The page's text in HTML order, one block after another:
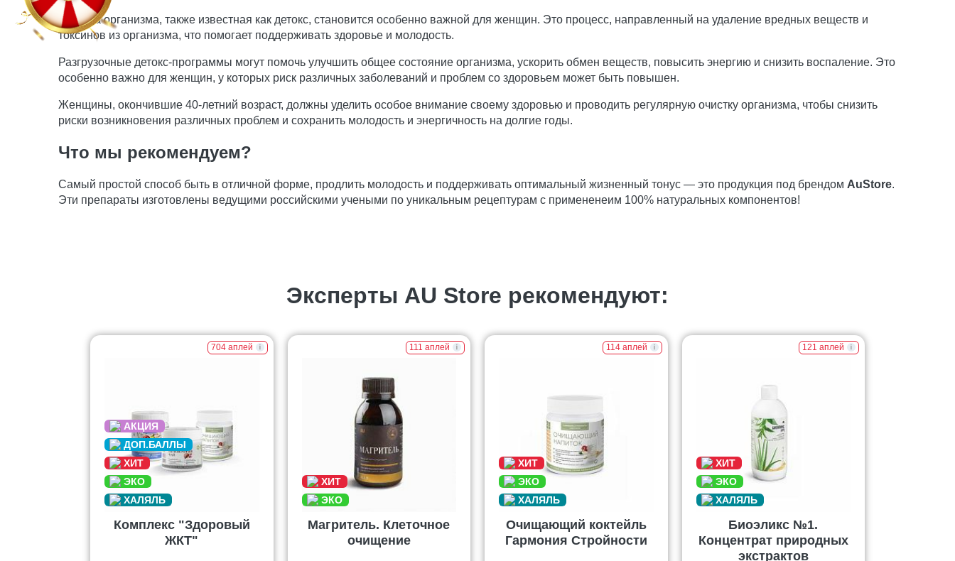
Очистка организма, также известная как детокс, становится особенно важной для женщин. Это процесс, направленный на удаление вредных веществ и
токсинов из организма, что помогает поддерживать здоровье и молодость.
Разгрузочные детокс-программы могут помочь улучшить общее состояние организма, ускорить обмен веществ, повысить энергию и снизить воспаление. Это
особенно важно для женщин, у которых риск различных заболеваний и проблем со здоровьем может быть повышен.
Женщины, окончившие 40-летний возраст, должны уделить особое внимание своему здоровью и проводить регулярную очистку организма, чтобы снизить
риски возникновения различных проблем и сохранить молодость и энергичность на долгие годы.
Что мы рекомендуем?
Самый простой способ быть в отличной форме, продлить молодость и поддерживать оптимальный жизненный тонус — это продукция под брендом AuStore.
Эти препараты изготовлены ведущими российскими учеными по уникальным рецептурам с примененеим 100% натуральных компонентов!
Эксперты AU Store рекомендуют:
704 аплей
Комплекс "Здоровый
ЖКТ"
111 аплей
Магритель. Клеточное
очищение
114 аплей
Очищающий коктейль
Гармония Стройности
121 аплей
Биоэликс №1.
Концентрат природных
экстрактов